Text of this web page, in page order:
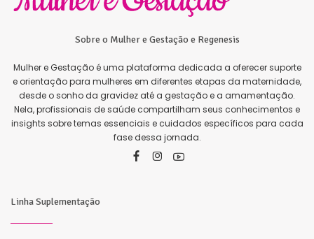
Sobre o Mulher e Gestação e Regenesis
Mulher e Gestação é uma plataforma dedicada a oferecer suporte
e orientação para mulheres em diferentes etapas da maternidade,
desde o sonho da gravidez até a gestação e a amamentação.
Nela, profissionais de saúde compartilham seus conhecimentos e
insights sobre temas essenciais e cuidados específicos para cada
fase dessa jornada.
Linha Suplementação